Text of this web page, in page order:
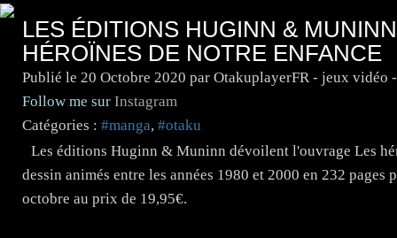
LES ÉDITIONS HUGINN &
HÉROÏNES DE NOTRE ENFANCE
Publié le 20 Octobre 2020 par OtakuplayerFR - jeux vidéo
Follow me sur Instagram
Catégories : #manga, #otaku
Les éditions Huginn & Muninn dévoilent l'ouvrage Les
dessin animés entre les années 1980 et 2000 en 232
octobre au prix de 19,95€.